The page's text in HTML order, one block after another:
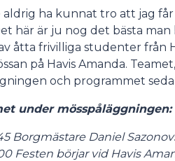
aldrig ha kunnat tro att jag får
här är ju nog det bästa
åtta frivilliga studenter från
på Havis Amanda.
och programmet
under mösspåläggningen:
Borgmästare Daniel
Festen börjar vid Havis